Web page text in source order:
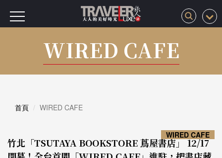
WIRED CAFE
首頁 WIRED CAFE
竹北「TSUTAYA BOOKSTORE 蔦屋書店」 12/17
WIRED CAFE